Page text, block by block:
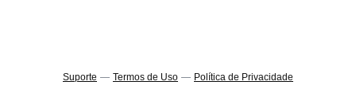
Suporte — Termos de Uso — Política de Privacidade